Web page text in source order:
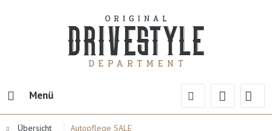
Menü
Übersicht Autopflege SALE